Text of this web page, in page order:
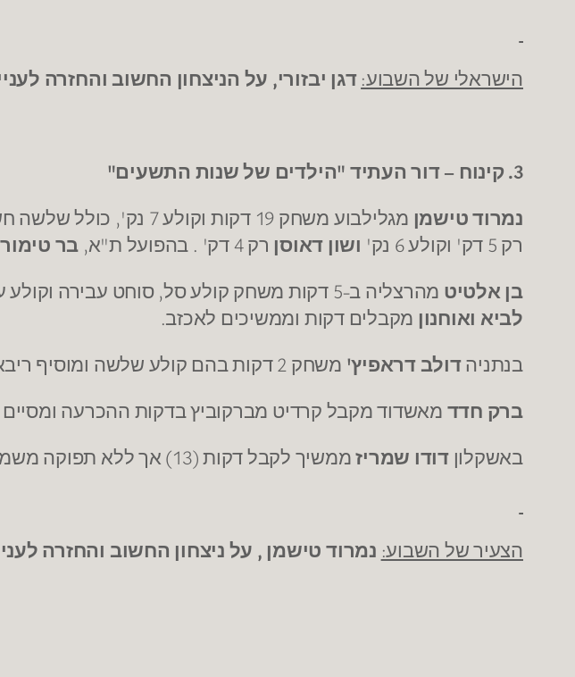
הישראלי של השבוע: דגן יבזורי, על הניצחון החשוב והחזרה
3. קינוח – דור העתיד "הילדים של שנות התשעים"
נמרוד טישמן מגלילבוע משחק 19 דקות וקולע 7 נק', כולל שלשה חשובה, גם
רק 5 דק' וקולע 6 נק'
ושון דאוסן רק 4 דק' . בהפועל ת"א, בר טימור
בן אלטיט מהרצליה ב-5 דקות משחק קולע סל, סוחט עבירה וקולע עונשין, האם לא מגיע ל"יליד" קצת יותר קרדיט ודקות משחק? מנגד
לביא ואוחנון מקבלים דקות וממשיכים לאכזב.
בנתניהדולב דראפיץ' משחק 2 דקות בהם קולע שלשה ומוסיף ריבאונד, האם גם ל"ילד" הזה לא מגיע קצת יותר קרדיט ?
ברק חדד מאשדוד מקבל קרדיט מברקוביץ בדקות ההכרעה ומסיים עם ערב מביך של 0/2 מהשדה
באשקלוןדודו שמריזממשיך לקבל דקות (13) אך ללא תפוקה משמעותית.
הצעיר של השבוע: נמרוד טישמן , על ניצחון החשוב והחזרה